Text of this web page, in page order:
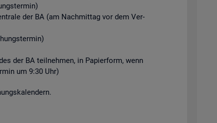
der BA (am Nach­mit­tag vor dem Ver­
der BA teil­neh­men, in Pa­pier­form, wenn
um 9:30 Uhr)